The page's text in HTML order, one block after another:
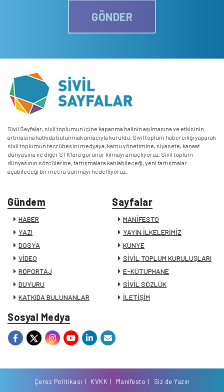
GÖNDER
Sivil Sayfalar, sivil toplumun içine kapanma halinin aşılmasına ve etkisinin
artmasına katkıda bulunmak amacıyla kuruldu. Sivil toplum haberciliği yaparak
sivil toplumun tecrübesini medyaya, kamu yönetimine, siyasete, kanaat
dünyasına ve diğer STK’lara görünür kılmayı amaçlıyoruz. Sivil toplum
dünyasının sözcülerine, tartışmalara katılabileceği, yeni tartışmalar
açabileceği bir mecra sunmayı hedefliyoruz.
Gündem
HABER
YAZI
DOSYA
VİDEO
RÖPORTAJ
DUYURU
KATKIDA BULUNANLAR
Sayfalar
MANİFESTO
YAYIN İLKELERİMİZ
KÜNYE
SİVİL TOPLUM KURULUŞLARI
E-KÜTÜPHANE
SİVİL SÖZLÜK
İLETİŞİM
Sosyal Medya
Çerez Politikası KVKK Manifesto Siz de Yazın